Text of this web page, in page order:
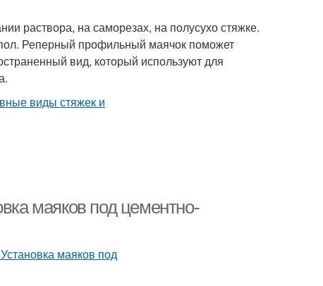
раствора, на саморезах, на полусухо стяжке.
Реперный профильный маячок поможет
вид, который используют для
маяков под цементно-